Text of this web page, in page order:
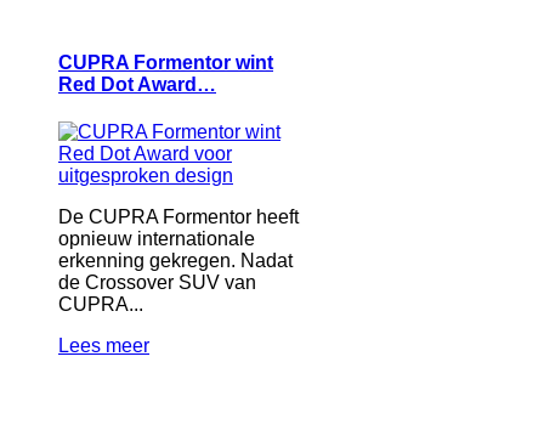
CUPRA Formentor wint
Red Dot Award…
De CUPRA Formentor heeft
opnieuw internationale
erkenning gekregen. Nadat
de Crossover SUV van
CUPRA...
Lees meer